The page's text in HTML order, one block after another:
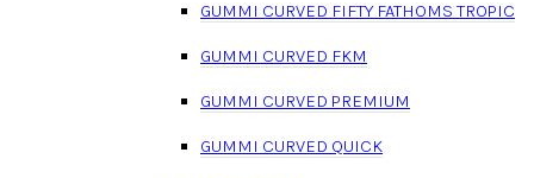
GUMMI CURVED FIFTY FATHOMS TROPIC
GUMMI CURVED FKM
GUMMI CURVED PREMIUM
GUMMI CURVED QUICK